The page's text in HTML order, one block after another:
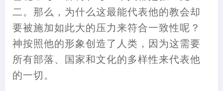
二。那么，为什么这最能代表他的教会却
要被施加如此大的压力来符合一致性呢？
神按照他的形象创造了人类，因为这需要
所有部落、国家和文化的多样性来代表他
的一切。